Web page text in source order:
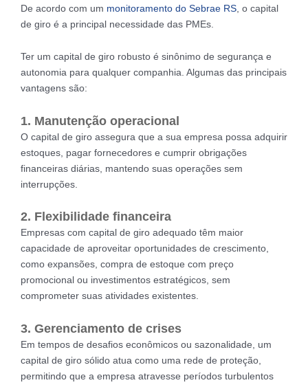
De acordo com um monitoramento do Sebrae RS , o capital
de giro é a principal necessidade das PMEs.
Ter um capital de giro robusto é sinônimo de segurança e
autonomia para qualquer companhia. Algumas das principais
vantagens são:
1. Manutenção operacional
O capital de giro assegura que a sua empresa possa adquirir
estoques, pagar fornecedores e cumprir obrigações
financeiras diárias, mantendo suas operações sem
interrupções.
2. Flexibilidade financeira
Empresas com capital de giro adequado têm maior
capacidade de aproveitar oportunidades de crescimento,
como expansões, compra de estoque com preço
promocional ou investimentos estratégicos, sem
comprometer suas atividades existentes.
3. Gerenciamento de crises
Em tempos de desafios econômicos ou sazonalidade, um
capital de giro sólido atua como uma rede de proteção,
permitindo que a empresa atravesse períodos turbulentos